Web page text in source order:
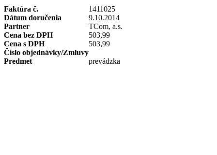
Faktúra č.
1411025
Dátum doručenia
9.10.2014
Partner
TCom, a.s.
Cena bez DPH
503,99
Cena s DPH
503,99
Číslo objednávky/Zmluvy
Predmet
prevádzka